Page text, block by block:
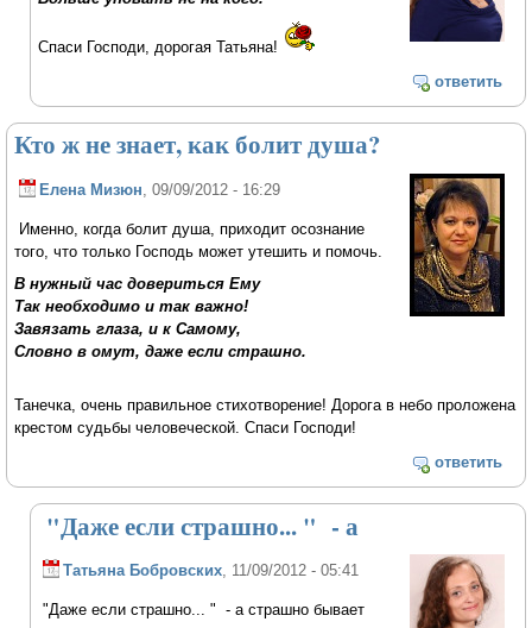
Спаси Господи, дорогая Татьяна!
ответить
Кто ж не знает, как болит душа?
Елена Мизюн, 09/09/2012 - 16:29
Именно, когда болит душа, приходит осознание
того, что только Господь может утешить и помочь.
В нужный час довериться Ему
Так необходимо и так важно!
Завязать глаза, и к Самому,
Словно в омут, даже если страшно.
Танечка, очень правильное стихотворение! Дорога в небо проложена
крестом судьбы человеческой. Спаси Господи!
ответить
"Даже если страшно... " - а
Татьяна Бобровских, 11/09/2012 - 05:41
"Даже если страшно... " - а страшно бывает